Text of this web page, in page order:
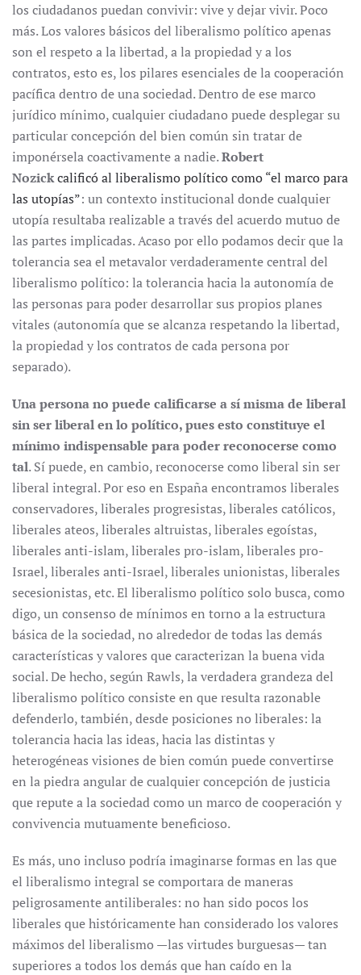
los ciudadanos puedan convivir: vive y dejar vivir. Poco
más. Los valores básicos del liberalismo político apenas
son el respeto a la libertad, a la propiedad y a los
contratos, esto es, los pilares esenciales de la cooperación
pacífica dentro de una sociedad. Dentro de ese marco
jurídico mínimo, cualquier ciudadano puede desplegar su
particular concepción del bien común sin tratar de
imponérsela coactivamente a nadie.Robert
Nozickcalificó al liberalismo político como “el marco para
las utopías”: un contexto institucional donde cualquier
utopía resultaba realizable a través del acuerdo mutuo de
las partes implicadas. Acaso por ello podamos decir que la
tolerancia sea el metavalor verdaderamente central del
liberalismo político: la tolerancia hacia la autonomía de
las personas para poder desarrollar sus propios planes
vitales (autonomía que se alcanza respetando la libertad,
la propiedad y los contratos de cada persona por
separado).
Una persona no puede calificarse a sí misma de liberal
sin ser liberal en lo político, pues esto constituye el
mínimo indispensable para poder reconocerse como
tal. Sí puede, en cambio, reconocerse como liberal sin ser
liberal integral. Por eso en España encontramos liberales
conservadores, liberales progresistas, liberales católicos,
liberales ateos, liberales altruistas, liberales egoístas,
liberales anti-islam, liberales pro-islam, liberales pro-
Israel, liberales anti-Israel, liberales unionistas, liberales
secesionistas, etc. El liberalismo político solo busca, como
digo, un consenso de mínimos en torno a la estructura
básica de la sociedad, no alrededor de todas las demás
características y valores que caracterizan la buena vida
social. De hecho, según Rawls, la verdadera grandeza del
liberalismo político consiste en que resulta razonable
defenderlo, también, desde posiciones no liberales: la
tolerancia hacia las ideas, hacia las distintas y
heterogéneas visiones de bien común puede convertirse
en la piedra angular de cualquier concepción de justicia
que repute a la sociedad como un marco de cooperación y
convivencia mutuamente beneficioso.
Es más, uno incluso podría imaginarse formas en las que
el liberalismo integral se comportara de maneras
peligrosamente antiliberales: no han sido pocos los
liberales que históricamente han considerado los valores
máximos del liberalismo —las virtudes burguesas— tan
superiores a todos los demás que han caído en la